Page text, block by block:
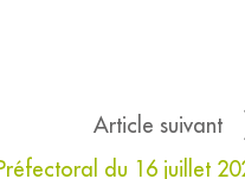
Article suivant
du 16 juillet